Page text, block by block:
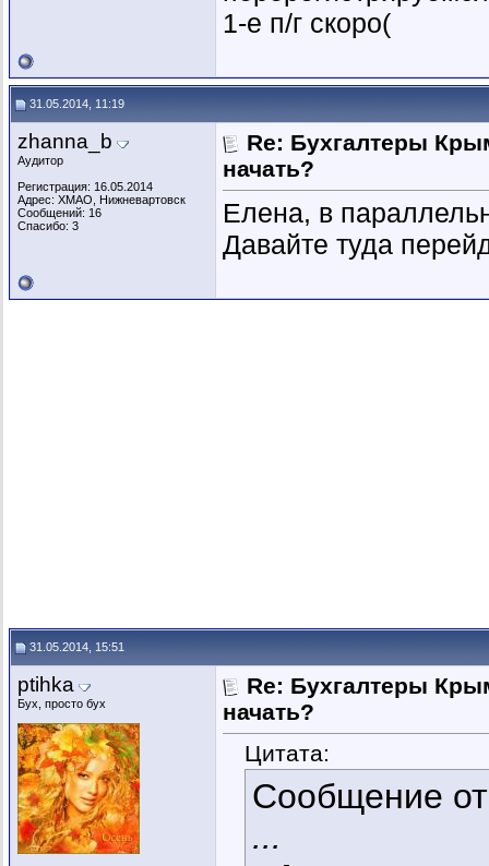
1-е п/г скоро(
31.05.2014, 11:19
zhanna_b
Аудитор
Регистрация: 16.05.2014
Адрес: ХМАО, Нижневартовск
Сообщений: 16
Спасибо: 3
Re: Бухгалтеры
начать?
Елена, в
Давайте туда
31.05.2014, 15:51
ptihka
Бух, просто бух
Re: Бухгалтеры
начать?
Цитата:
Сообщение
...